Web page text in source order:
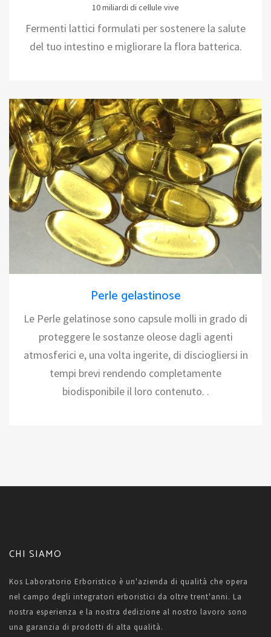
10 miliardi di cellule vive
Fermenti lattici formulati per sostenere la salute
del tuo intestino e migliorare la flora batterica.
Perle gelastinose
Le Perle gelatinose sono capsule molli in grado di
proteggere le sostanze oleose dagli agenti
atmosferici e, una volta ingerite, di disciogliersi in
tempi brevi rendendo completamente
biodisponibile il loro contenuto. .
CHI SIAMO
Kos Laboratorio Erboristico è un'azienda di qualità che opera
nel campo degli integratori erboristici da oltre trent'anni. La
nostra esperienza e la nostra dedizione al nostro lavoro sono
una garanzia di prodotti di alta qualità.